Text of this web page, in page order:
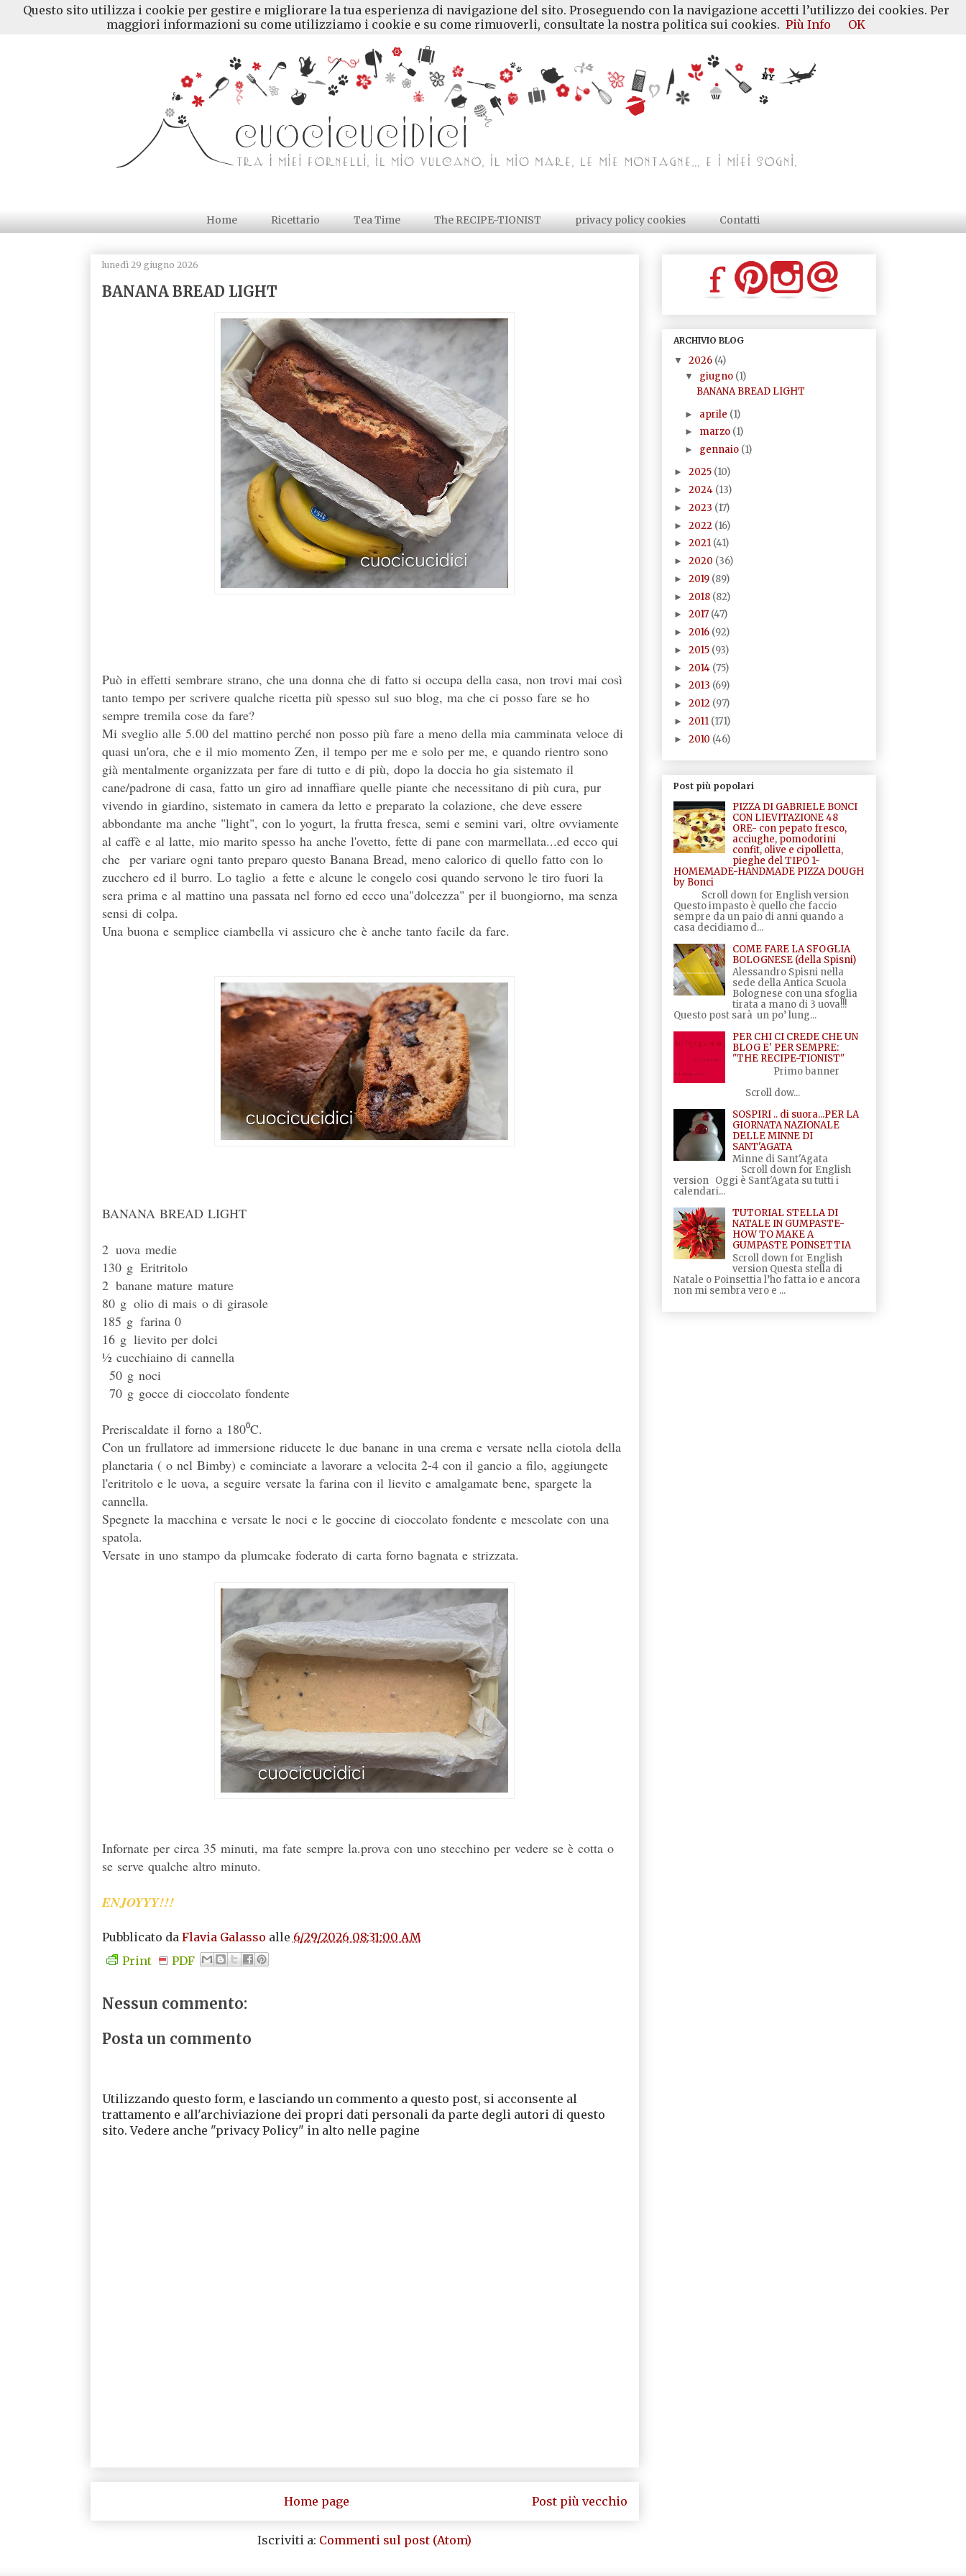
Home Ricettario Tea Time The RECIPE-TIONIST privacy policy cookies Contatti
lunedì 29 giugno 2026
BANANA BREAD LIGHT
Può in effetti sembrare strano, che una donna che di fatto si occupa della casa, non trovi mai così
tanto tempo per scrivere qualche ricetta più spesso sul suo blog, ma che ci posso fare se ho
sempre tremila cose da fare?
Mi sveglio alle 5.00 del mattino perché non posso più fare a meno della mia camminata veloce di
quasi un'ora, che e il mio momento Zen, il tempo per me e solo per me, e quando rientro sono
già mentalmente organizzata per fare di tutto e di più, dopo la doccia ho gia sistemato il
cane/padrone di casa, fatto un giro ad innaffiare quelle piante che necessitano di più cura, pur
vivendo in giardino, sistemato in camera da letto e preparato la colazione, che deve essere
abbondante ma anche "light", con lo yogurt, la frutta fresca, semi e semini vari, oltre ovviamente
al caffè e al latte, mio marito spesso ha anche l'ovetto, fette di pane con marmellata...ed ecco qui
che per variare ogni tanto preparo questo Banana Bread, meno calorico di quello fatto con lo
zucchero ed il burro. Lo taglio a fette e alcune le congelo cosi quando servono le tiro fuori la
sera prima e al mattino una passata nel forno ed ecco una"dolcezza" per il buongiorno, ma senza
sensi di colpa.
Una buona e semplice ciambella vi assicuro che è anche tanto facile da fare.
BANANA BREAD LIGHT
2 uova medie
130 g Eritritolo
2 banane mature mature
80 g olio di mais o di girasole
185 g farina 0
16 g lievito per dolci
½ cucchiaino di cannella
50 g noci
70 g gocce di cioccolato fondente
Preriscaldate il forno a 180⁰C.
Con un frullatore ad immersione riducete le due banane in una crema e versate nella ciotola della
planetaria ( o nel Bimby) e cominciate a lavorare a velocita 2-4 con il gancio a filo, aggiungete
l'eritritolo e le uova, a seguire versate la farina con il lievito e amalgamate bene, spargete la
cannella.
Spegnete la macchina e versate le noci e le goccine di cioccolato fondente e mescolate con una
spatola.
Versate in uno stampo da plumcake foderato di carta forno bagnata e strizzata.
Infornate per circa 35 minuti, ma fate sempre la.prova con uno stecchino per vedere se è cotta o
se serve qualche altro minuto.
ENJOYYY!!!
Pubblicato da Flavia Galasso alle 6/29/2026 08:31:00 AM
Print
PDF
Nessun commento:
Posta un commento
Utilizzando questo form, e lasciando un commento a questo post, si acconsente al
trattamento e all'archiviazione dei propri dati personali da parte degli autori di questo
sito. Vedere anche "privacy Policy" in alto nelle pagine
Post più vecchio
Home page
Iscriviti a: Commenti sul post (Atom)
ARCHIVIO BLOG
▼ 2026 (4)
▼ giugno (1)
BANANA BREAD LIGHT
► aprile (1)
► marzo (1)
► gennaio (1)
► 2025 (10)
► 2024 (13)
► 2023 (17)
► 2022 (16)
► 2021 (41)
► 2020 (36)
► 2019 (89)
► 2018 (82)
► 2017 (47)
► 2016 (92)
► 2015 (93)
► 2014 (75)
► 2013 (69)
► 2012 (97)
► 2011 (171)
► 2010 (46)
Post più popolari
PIZZA DI GABRIELE BONCI
CON LIEVITAZIONE 48
ORE- con pepato fresco,
acciughe, pomodorini
confit, olive e cipolletta,
pieghe del TIPO 1-
HOMEMADE-HANDMADE PIZZA DOUGH
by Bonci
Scroll down for English version
Questo impasto è quello che faccio
sempre da un paio di anni quando a
casa decidiamo d...
COME FARE LA SFOGLIA
BOLOGNESE (della Spisni)
Alessandro Spisni nella
sede della Antica Scuola
Bolognese con una sfoglia
tirata a mano di 3 uova!!!
Questo post sarà un po’ lung...
PER CHI CI CREDE CHE UN
BLOG E' PER SEMPRE:
"THE RECIPE-TIONIST"
Primo banner
Scroll dow...
SOSPIRI .. di suora...PER LA
GIORNATA NAZIONALE
DELLE MINNE DI
SANT'AGATA
Minne di Sant'Agata
Scroll down for English
version Oggi è Sant'Agata su tutti i
calendari...
TUTORIAL STELLA DI
NATALE IN GUMPASTE-
HOW TO MAKE A
GUMPASTE POINSETTIA
Scroll down for English
version Questa stella di
Natale o Poinsettia l’ho fatta io e ancora
non mi sembra vero e ...
Questo sito utilizza i cookie per gestire e migliorare la tua esperienza di navigazione del sito. Proseguendo con la navigazione accetti l’utilizzo dei cookies. Per
maggiori informazioni su come utilizziamo i cookie e su come rimuoverli, consultate la nostra politica sui cookies. Più Info OK